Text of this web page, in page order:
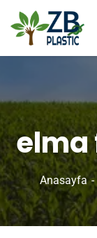
elma
Anasayfa